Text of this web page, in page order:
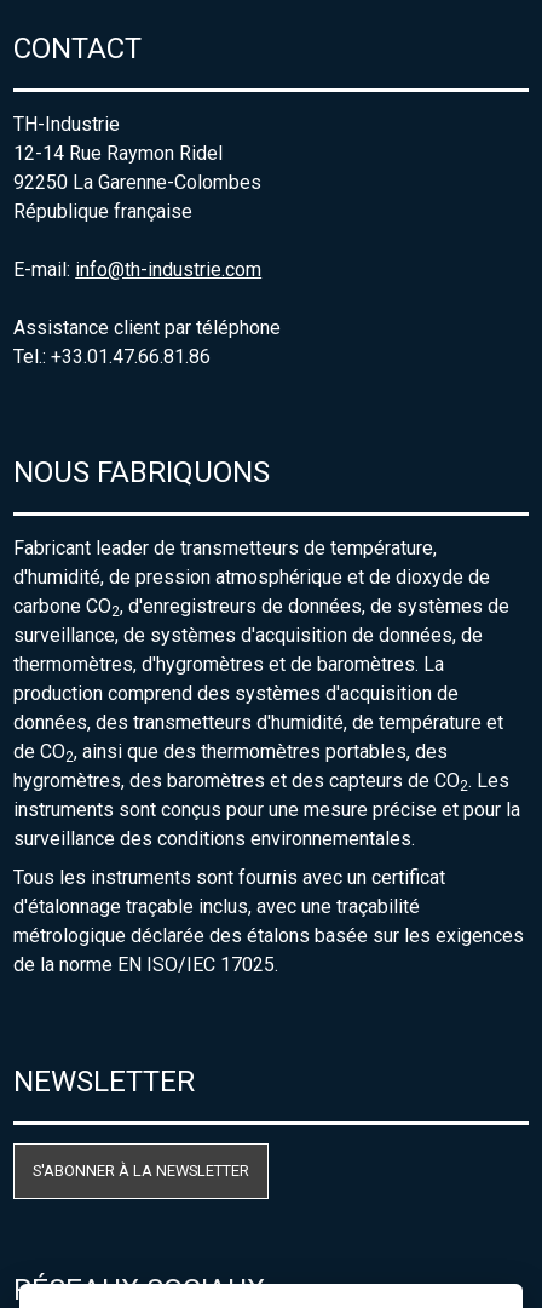
CONTACT
TH-Industrie
12-14 Rue Raymon Ridel
92250 La Garenne-Colombes
République française
E-mail: info@th-industrie.com
Assistance client par téléphone
Tel.: +33.01.47.66.81.86
NOUS FABRIQUONS
Fabricant leader de transmetteurs de température,
d'humidité, de pression atmosphérique et de dioxyde de
carbone CO2, d'enregistreurs de données, de systèmes de
surveillance, de systèmes d'acquisition de données, de
thermomètres, d'hygromètres et de baromètres. La
production comprend des systèmes d'acquisition de
données, des transmetteurs d'humidité, de température et
de CO2, ainsi que des thermomètres portables, des
hygromètres, des baromètres et des capteurs de CO2. Les
instruments sont conçus pour une mesure précise et pour la
surveillance des conditions environnementales.
Tous les instruments sont fournis avec un certificat
d'étalonnage traçable inclus, avec une traçabilité
métrologique déclarée des étalons basée sur les exigences
de la norme EN ISO/IEC 17025.
NEWSLETTER
S'ABONNER À LA NEWSLETTER
RÉSEAUX SOCIAUX